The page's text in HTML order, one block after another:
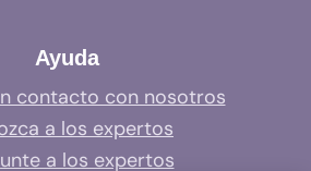
Ayuda
contacto con nosotros
a los expertos
a los expertos